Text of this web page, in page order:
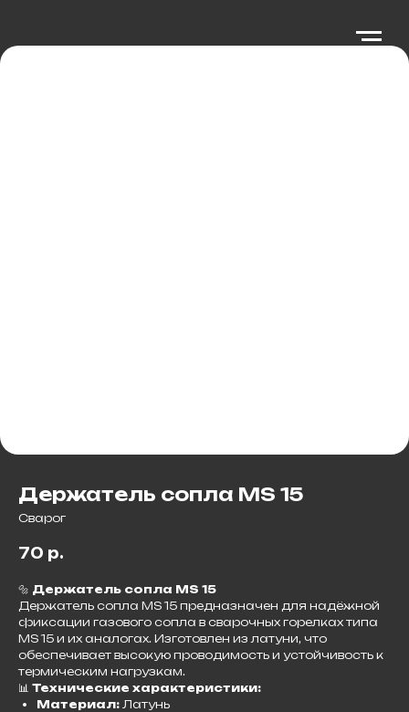
Держатель сопла MS 15
Сварог
70 р.
🔩 Держатель сопла MS 15
Держатель сопла MS 15 предназначен для надёжной
фиксации газового сопла в сварочных горелках типа
MS 15 и их аналогах. Изготовлен из латуни, что
обеспечивает высокую проводимость и устойчивость к
термическим нагрузкам.​
📊 Технические характеристики:
Материал: Латунь